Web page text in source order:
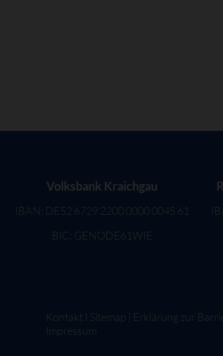
Volksbank Kraichgau
IBAN: DE52 6729 2200 0000 0045 61
BIC: GENODE61WIE
Kontakt I Sitemap Erklärung zur
Impressum